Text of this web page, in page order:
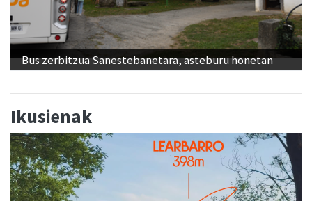
Bus zerbitzua Sanestebanetara, asteburu honetan
Ikusienak